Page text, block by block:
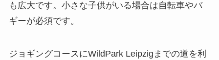
も広大です。小さな子供がいる場合は自転車やバ
ギーが必須です。
ジョギングコースにWildPark Leipzigまでの道を利